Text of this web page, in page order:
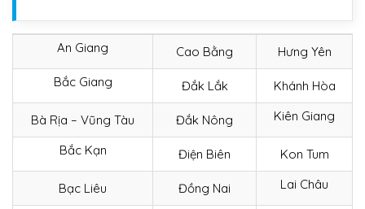
An Giang Cao Bằng
Hưng Yên
Bắc Giang
Đắk Lắk Khánh Hòa
Bà Rịa – Vũng Tàu Đắk Nông Kiên Giang
Bắc Kạn Điện Biên Kon Tum
Bạc Liêu Đồng Nai Lai Châu